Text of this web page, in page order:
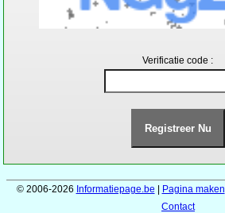
Verificatie code :
© 2006-2026 Informatiepage.be | Pagina maken
Contact